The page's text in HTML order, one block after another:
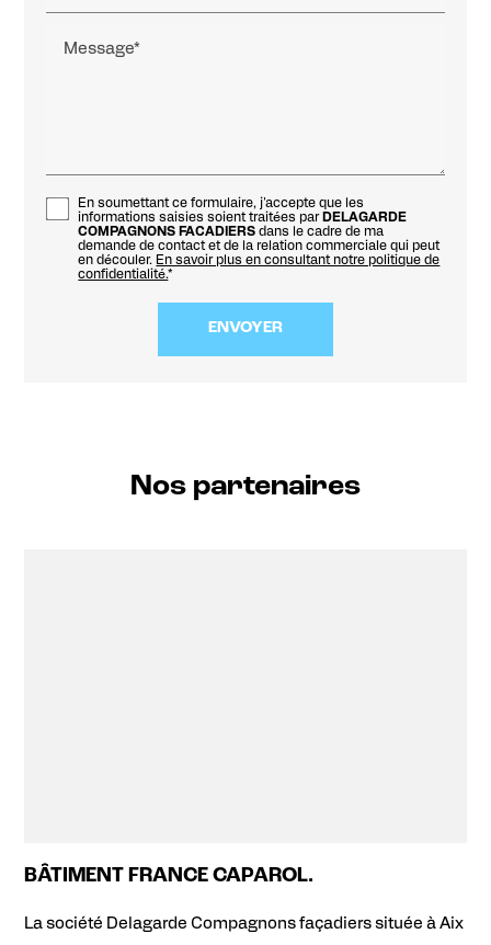
Message*
En soumettant ce formulaire, j'accepte que les
informations saisies soient traitées par DELAGARDE
COMPAGNONS FACADIERS dans le cadre de ma
demande de contact et de la relation commerciale qui peut
en découler. En savoir plus en consultant notre politique de
confidentialité.*
Nos partenaires
BÂTIMENT FRANCE CAPAROL.
La société Delagarde Compagnons façadiers située à Aix